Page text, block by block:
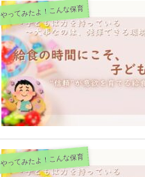
やってみたよ！こんな保育
やってみたよ！こんな保育